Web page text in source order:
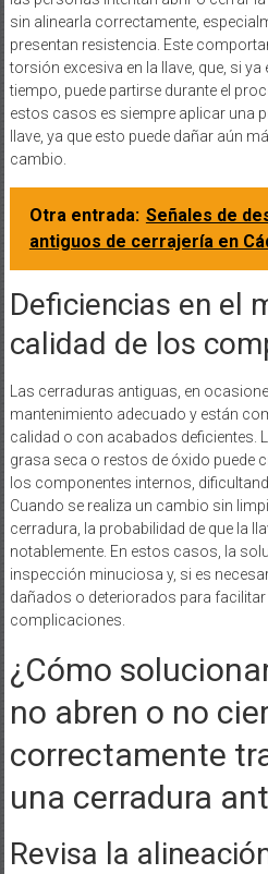
sin alinearla correctamente,
presentan resistencia. Este
torsión excesiva en la llave, que, si ya
tiempo, puede partirse durante el
estos casos es siempre aplicar una
llave, ya que esto puede dañar aún
cambio.
Otra entrada: Señales de
antiguos de cerrajería en
Deficiencias en el
calidad de los
Las cerraduras antiguas, en
mantenimiento adecuado y están
calidad o con acabados deficientes.
grasa seca o restos de óxido puede
los componentes internos,
Cuando se realiza un cambio sin
cerradura, la probabilidad de que la
notablemente. En estos casos, la
inspección minuciosa y, si es
dañados o deteriorados para
complicaciones.
¿Cómo
no abren o no
correctamente
una cerradura
Revisa la